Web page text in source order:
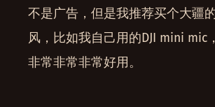
不是广告，但是我推荐买个大疆
风，比如我自己用的DJI mini mic
非常非常非常好用。